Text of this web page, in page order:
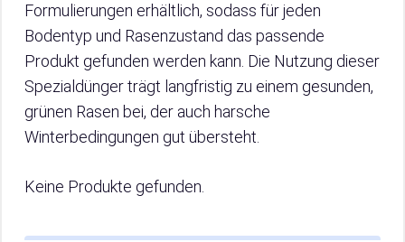
Formulierungen erhältlich, sodass für jeden
Bodentyp und Rasenzustand das passende
Produkt gefunden werden kann. Die Nutzung dieser
Spezialdünger trägt langfristig zu einem gesunden,
grünen Rasen bei, der auch harsche
Winterbedingungen gut übersteht.
Keine Produkte gefunden.